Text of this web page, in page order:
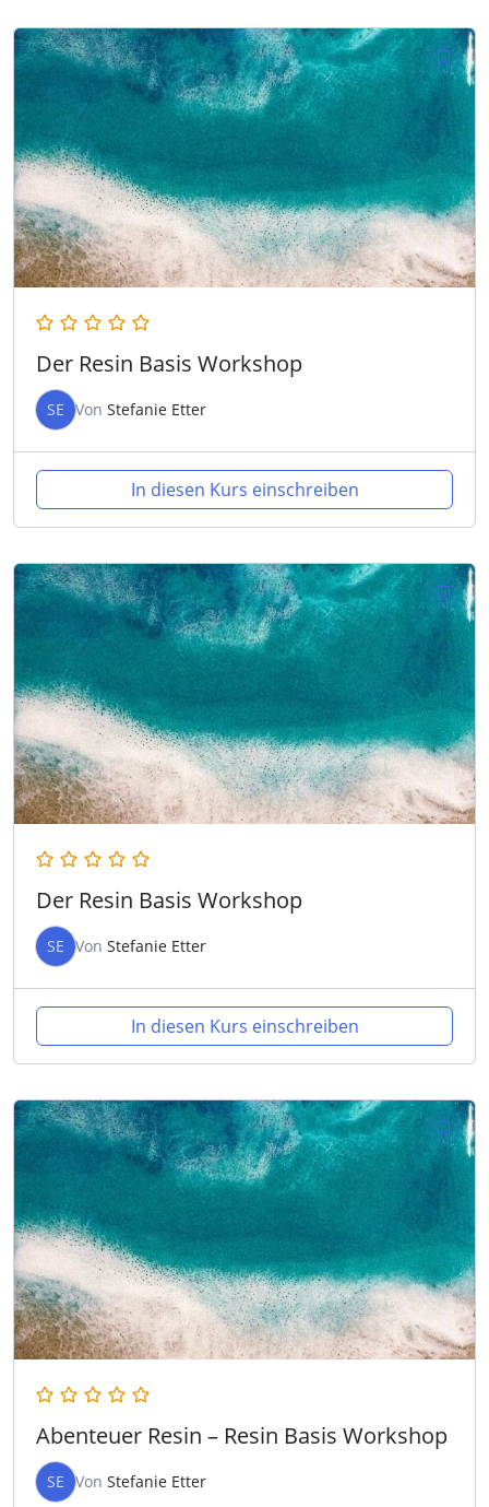
Der Resin Basis Workshop
SE Von Stefanie Etter
In diesen Kurs einschreiben
Der Resin Basis Workshop
SE Von Stefanie Etter
In diesen Kurs einschreiben
Abenteuer Resin – Resin Basis Workshop
SE Von Stefanie Etter